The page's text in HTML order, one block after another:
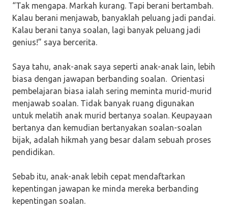
“Tak mengapa. Markah kurang. Tapi berani bertambah.
Kalau berani menjawab, banyaklah peluang jadi pandai.
Kalau berani tanya soalan, lagi banyak peluang jadi
genius!” saya bercerita.
Saya tahu, anak-anak saya seperti anak-anak lain, lebih
biasa dengan jawapan berbanding soalan. Orientasi
pembelajaran biasa ialah sering meminta murid-murid
menjawab soalan. Tidak banyak ruang digunakan
untuk melatih anak murid bertanya soalan. Keupayaan
bertanya dan kemudian bertanyakan soalan-soalan
bijak, adalah hikmah yang besar dalam sebuah proses
pendidikan.
Sebab itu, anak-anak lebih cepat mendaftarkan
kepentingan jawapan ke minda mereka berbanding
kepentingan soalan.